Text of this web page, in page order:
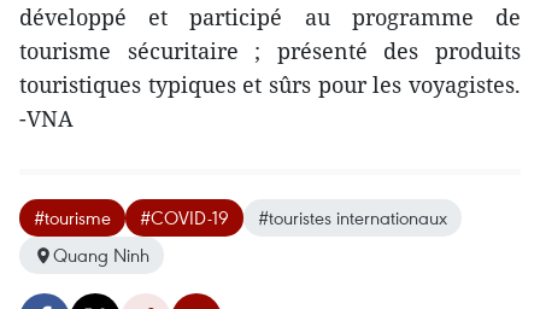
développé et participé au programme de
tourisme sécuritaire ; présenté des produits
touristiques typiques et sûrs pour les voyagistes.
-VNA
#tourisme #COVID-19
#touristes internationaux
Quang Ninh